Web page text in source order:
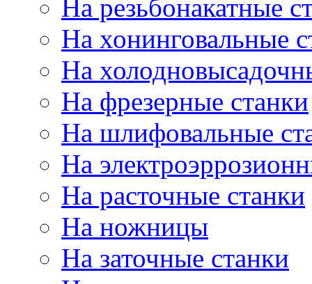
На резьбонакатные
На хонинговальные
На
На фрезерные станки
На шлифовальные
На
На расточные станки
На ножницы
На заточные станки